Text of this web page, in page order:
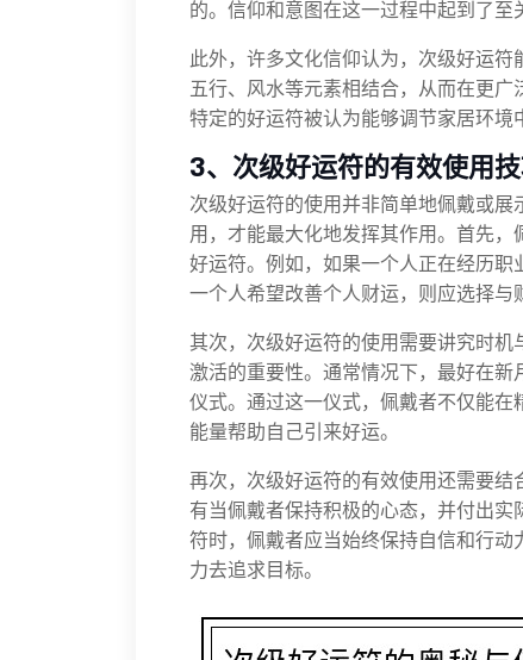
的。信仰和意图在这一过程中起到了至
此外，许多文化信仰认为，次级好运符
五行、风水等元素相结合，从而在更广
特定的好运符被认为能够调节家居环境
3、次级好运符的有效使用
次级好运符的使用并非简单地佩戴或
用，才能最大化地发挥其作用。首先
好运符。例如，如果一个人正在经历
一个人希望改善个人财运，则应选择与
其次，次级好运符的使用需要讲究时
激活的重要性。通常情况下，最好在
仪式。通过这一仪式，佩戴者不仅能
能量帮助自己引来好运。
再次，次级好运符的有效使用还需要
有当佩戴者保持积极的心态，并付出
符时，佩戴者应当始终保持自信和行
力去追求目标。